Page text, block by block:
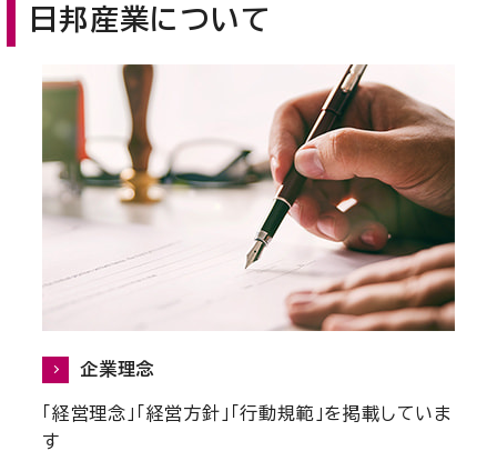
日邦産業について
企業理念
「経営理念」「経営方針」「行動規範」を掲載していま
す